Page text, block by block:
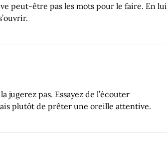
peut-être pas les mots pour le faire. En lui
pas. Essayez de l’écouter
plutôt de prêter une oreille attentive.